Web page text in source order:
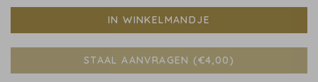
IN WINKELMANDJE
STAAL AANVRAGEN (€4,00)